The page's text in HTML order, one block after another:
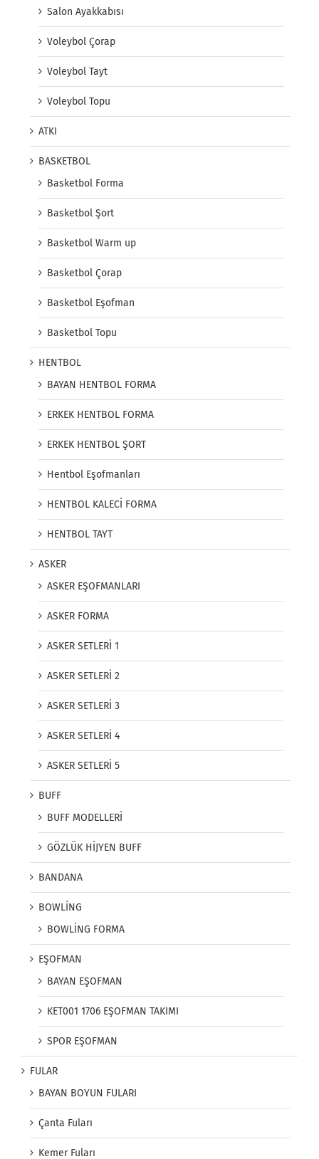
Salon Ayakkabısı
Voleybol Çorap
Voleybol Tayt
Voleybol Topu
ATKI
BASKETBOL
Basketbol Forma
Basketbol Şort
Basketbol Warm up
Basketbol Çorap
Basketbol Eşofman
Basketbol Topu
HENTBOL
BAYAN HENTBOL FORMA
ERKEK HENTBOL FORMA
ERKEK HENTBOL ŞORT
Hentbol Eşofmanları
HENTBOL KALECİ FORMA
HENTBOL TAYT
ASKER
ASKER EŞOFMANLARI
ASKER FORMA
ASKER SETLERİ 1
ASKER SETLERİ 2
ASKER SETLERİ 3
ASKER SETLERİ 4
ASKER SETLERİ 5
BUFF
BUFF MODELLERİ
GÖZLÜK HİJYEN BUFF
BANDANA
BOWLİNG
BOWLİNG FORMA
EŞOFMAN
BAYAN EŞOFMAN
KET001 1706 EŞOFMAN TAKIMI
SPOR EŞOFMAN
FULAR
BAYAN BOYUN FULARI
Çanta Fuları
Kemer Fuları